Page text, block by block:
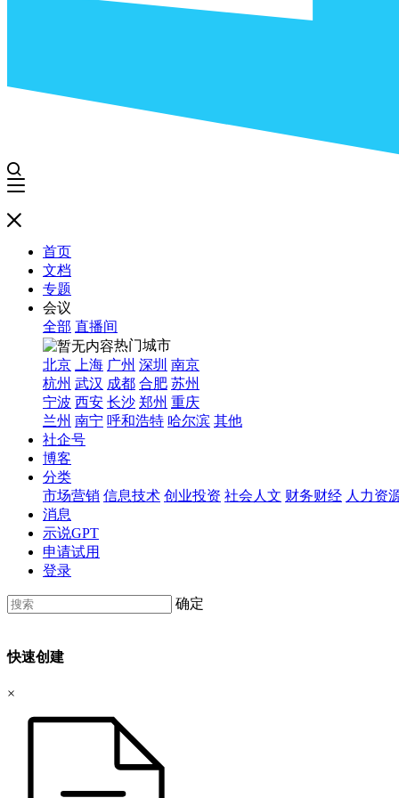
首页
文档
专题
会议
全部 直播间
热门城市
北京
上海 广州 深圳 南京
杭州 武汉 成都 合肥 苏州
宁波 西安 长沙 郑州 重庆
兰州 南宁 呼和浩特 哈尔滨 其他
社企号
博客
分类
市场营销 信息技术 创业投资 社会人文 财务财经 人力资
消息
示说GPT
申请试用
登录
确定
快速创建
×